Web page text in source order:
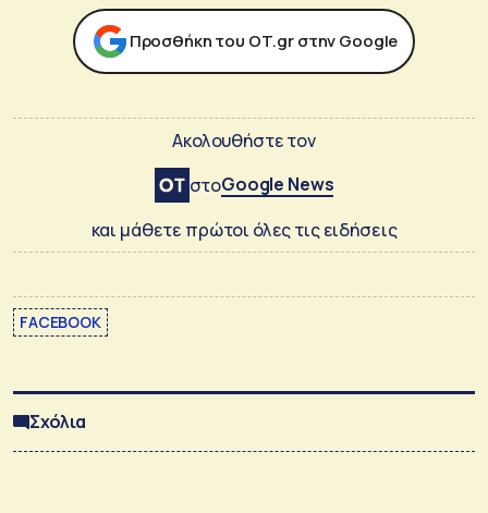
Προσθήκη του ΟΤ.gr στην Google
Ακολουθήστε τον
στοGoogle News
και μάθετε πρώτοι όλες τις ειδήσεις
FACEBOOK
Σχόλια